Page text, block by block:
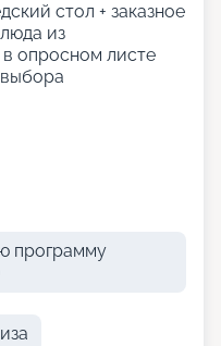
стол + заказное
из
опросном листе
программу